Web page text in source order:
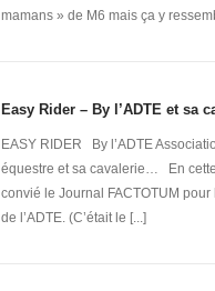
mamans » de M6 mais ça y
Easy Rider – By l’ADTE et sa
EASY RIDER By l’ADTE
équestre et sa cavalerie… En
convié le Journal FACTOTUM
de l’ADTE. (C’était le [...]